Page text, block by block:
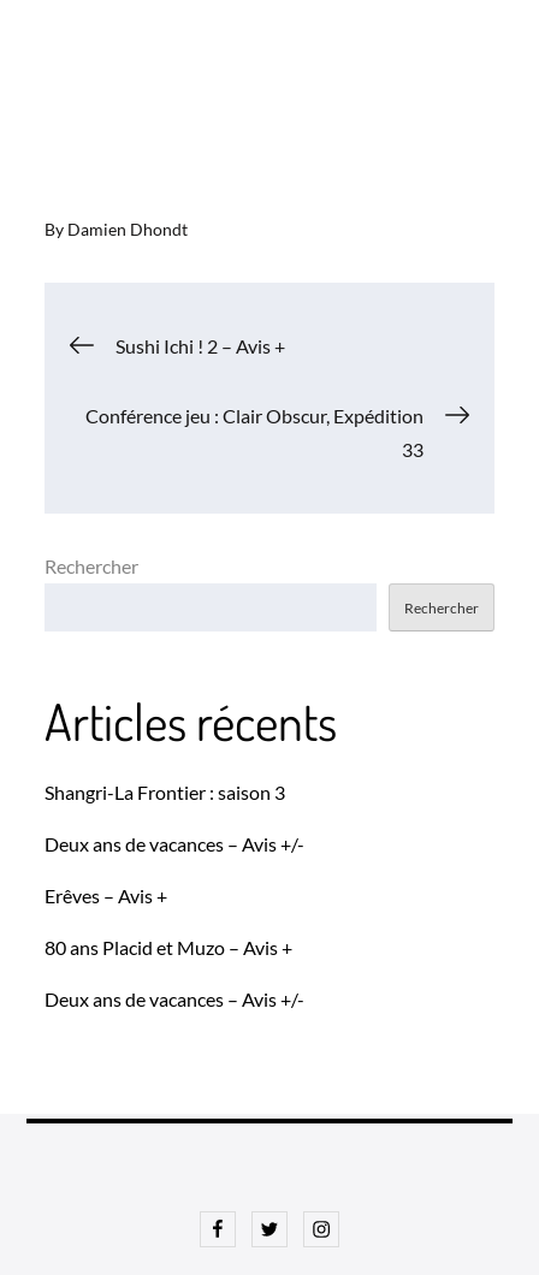
By Damien Dhondt
Navigation
de
Sushi Ichi ! 2 – Avis +
Conférence jeu : Clair Obscur, Expédition
33
Rechercher
Rechercher
Articles récents
Shangri-La Frontier : saison 3
Deux ans de vacances – Avis +/-
Erêves – Avis +
80 ans Placid et Muzo – Avis +
Deux ans de vacances – Avis +/-
FacebookTwitterInstagram